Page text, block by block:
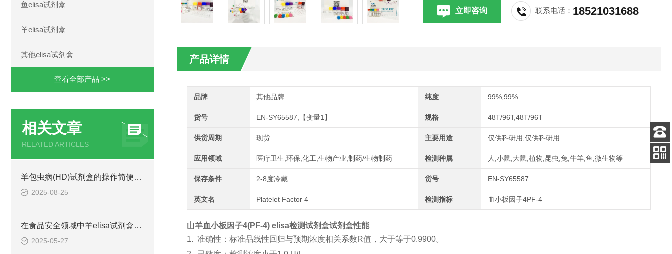
鱼elisa试剂盒
羊elisa试剂盒
其他elisa试剂盒
查看全部产品 >>
相关文章
RELATED ARTICLES
羊包虫病(HD)试剂盒的操作简便快捷
2025-08-25
在食品安全领域中羊elisa试剂盒也有着一定的应用
2025-05-27
立即咨询 联系电话： 18521031688
产品详情
品牌 其他品牌 纯度 99%,99%
货号 EN-SY65587,【变量1】 规格 48T/96T,48T/96T
供货周期 现货 主要用途 仅供科研用,仅供科研用
应用领域 医疗卫生,环保,化工,生物产业,制药/生物制药 检测种属 人,小鼠,大鼠,植物,昆虫,兔,牛羊,鱼,微生物等
保存条件 2-8度冷藏 货号 EN-SY65587
英文名 Platelet Factor 4 检测指标 血小板因子4PF-4
山羊血小板因子4(PF-4) elisa检测试剂盒试剂盒性能
1. 准确性：标准品线性回归与预期浓度相关系数R值，大于等于0.9900。
客服
电话